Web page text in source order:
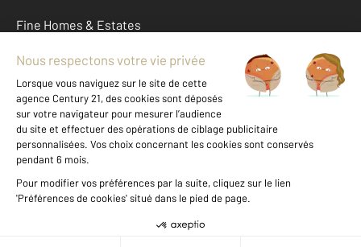
Fine Homes & Estates
À propos
International
Nous contacter
Données personnelles